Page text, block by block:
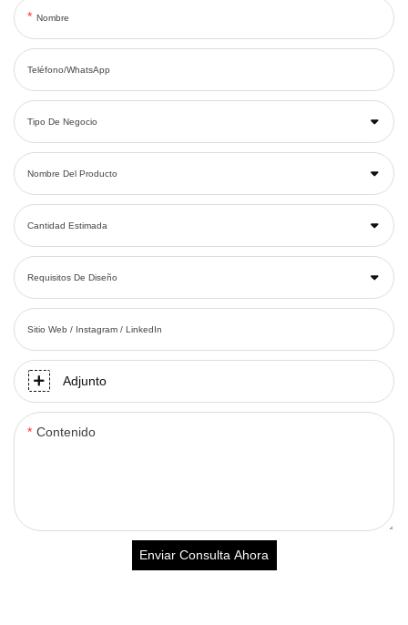
Nombre
Teléfono/WhatsApp
Tipo De Negocio
Nombre Del Producto
Cantidad Estimada
Requisitos De Diseño
Sitio Web / Instagram / LinkedIn
Adjunto
Contenido
Enviar Consulta Ahora